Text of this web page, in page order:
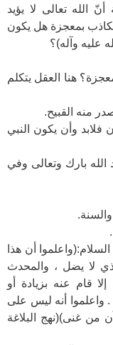
الله تعالى لا يؤيد
الكاذب بمعجزة هل يكون
عليه وآله)؟
هنا العقل يتكلم
منه القبيح.
فلابد وأن يكون النبي
بارك وتعالى وفي
أن هذا
لا يضل ، والمحدث
قام عنه بزيادة أو
أنه ليس على
من غنى)(نهج البلاغة